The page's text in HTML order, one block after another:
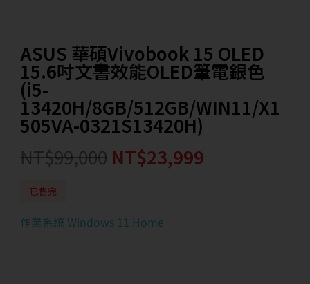
ASUS 華碩Vivobook 15 OLED
15.6吋文書效能OLED筆電銀色
(i5-
13420H/8GB/512GB/WIN11/X1
505VA-0321S13420H)
NT$99,000 NT$23,999
已售完
作業系統 Windows 11 Home